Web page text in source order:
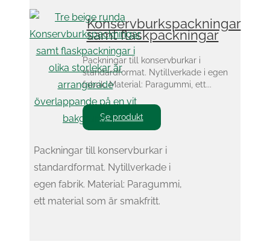
Konservburkspackningar
samt flaskpackningar
Packningar till konservburkar i
standardformat. Nytillverkade i egen
fabrik. Material: Paragummi, ett...
Se produkt
Packningar till konservburkar i
standardformat. Nytillverkade i
egen fabrik. Material: Paragummi,
ett material som är smakfritt.